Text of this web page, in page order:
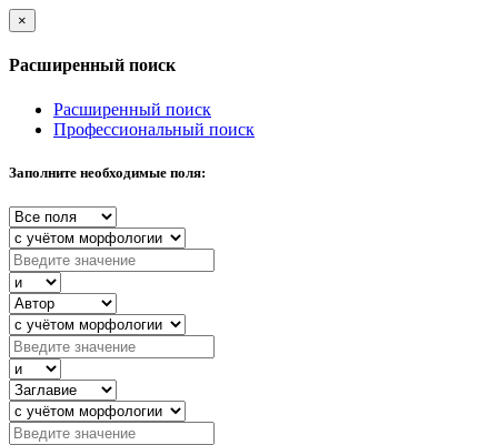
×
Расширенный поиск
Расширенный поиск
Профессиональный поиск
Заполните необходимые поля: